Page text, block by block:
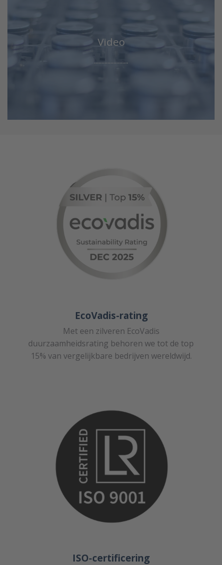
Video
.......................
EcoVadis-rating
Met een zilveren EcoVadis
duurzaamheidsrating behoren we tot de top
15% van vergelijkbare bedrijven wereldwijd.
ISO-certificering